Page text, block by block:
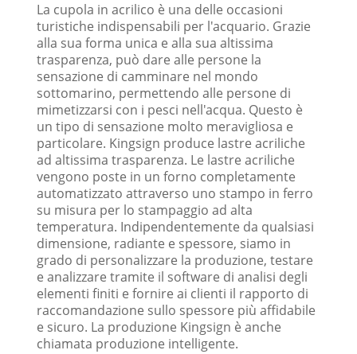
La cupola in acrilico è una delle occasioni
turistiche indispensabili per l'acquario. Grazie
alla sua forma unica e alla sua altissima
trasparenza, può dare alle persone la
sensazione di camminare nel mondo
sottomarino, permettendo alle persone di
mimetizzarsi con i pesci nell'acqua. Questo è
un tipo di sensazione molto meravigliosa e
particolare. Kingsign produce lastre acriliche
ad altissima trasparenza. Le lastre acriliche
vengono poste in un forno completamente
automatizzato attraverso uno stampo in ferro
su misura per lo stampaggio ad alta
temperatura. Indipendentemente da qualsiasi
dimensione, radiante e spessore, siamo in
grado di personalizzare la produzione, testare
e analizzare tramite il software di analisi degli
elementi finiti e fornire ai clienti il ​​rapporto di
raccomandazione sullo spessore più affidabile
e sicuro. La produzione Kingsign è anche
chiamata produzione intelligente.